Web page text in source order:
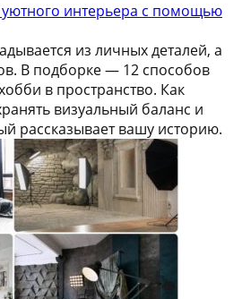
уютного интерьера с помощью
из личных деталей, а
В подборке — 12 способов
в пространство. Как
визуальный баланс и
рассказывает вашу историю.